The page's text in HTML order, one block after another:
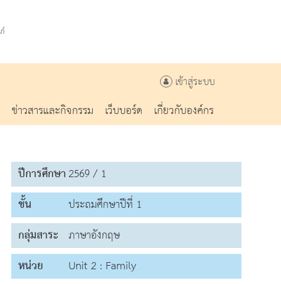
เข้าสู่ระบบ
ข่าวสารและกิจกรรม เว็บบอร์ด
เกี่ยวกับองค์กร
ปีการศึกษา2569 / 1
ชั้น
ประถมศึกษาปีที่ 1
กลุ่มสาระ ภาษาอังกฤษ
หน่วย
Unit 2 : Family